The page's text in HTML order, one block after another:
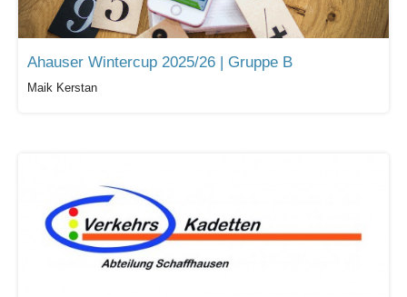
Ahauser Wintercup 2025/26 | Gruppe B
Maik Kerstan